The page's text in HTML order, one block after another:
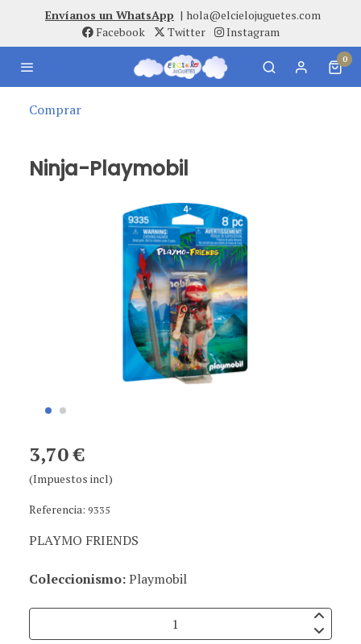
Envíanos un WhatsApp | hola@elcielojuguetes.com
Facebook
Twitter Instagram
0
Comprar
Ninja-Playmobil
3,70 €
(Impuestos incl)
Referencia: 9335
PLAYMO FRIENDS
Coleccionismo:Playmobil